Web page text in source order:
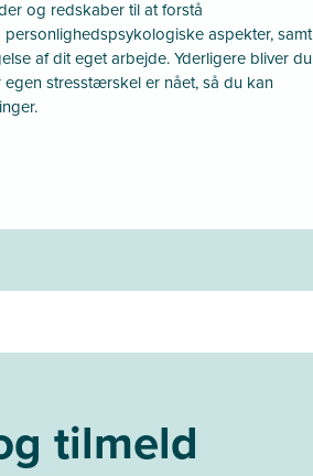
og redskaber til at forstå
aspekter, samt
af dit eget arbejde. Yderligere bliver du
stresstærskel er nået, så du kan
tilmeld